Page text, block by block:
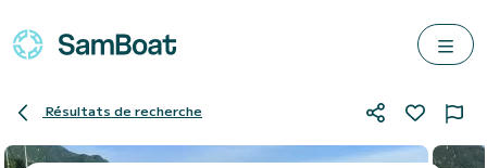
Résultats de recherche